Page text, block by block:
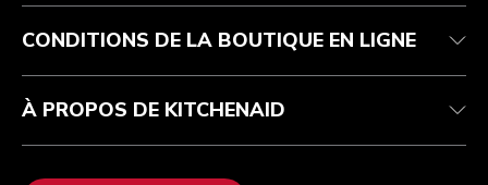
FAQ
ODR
CONDITIONS DE LA BOUTIQUE EN LIGNE
À PROPOS DE KITCHENAID